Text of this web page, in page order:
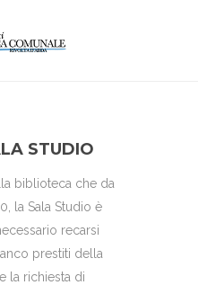
STUDIO
biblioteca che da
la Sala Studio è
recarsi
prestiti della
la richiesta di